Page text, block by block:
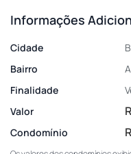
Informações
Cidade
Bairro
Finalidade
Valor
Condomínio